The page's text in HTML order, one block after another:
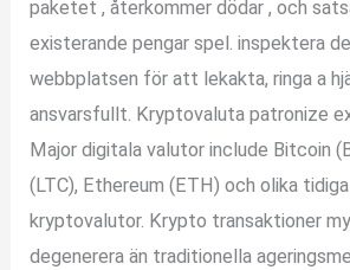
paketet , återkommer dödar , och
existerande pengar spel. inspektera
webbplatsen för att lekakta, ringa a
ansvarsfullt. Kryptovaluta patronize
Major digitala valutor include Bitcoin
(LTC), Ethereum (ETH) och olika
kryptovalutor. Krypto transaktioner
degenerera än traditionella